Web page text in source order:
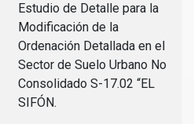
Estudio de Detalle para la
Modificación de la
Ordenación Detallada en el
Sector de Suelo Urbano No
Consolidado S-17.02 “EL
SIFÓN.